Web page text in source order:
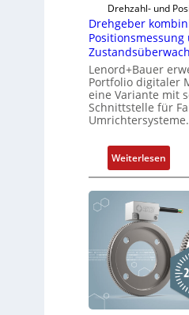
Drehzahl- und
Drehgeber
Positionsmessung
Lenord+Bauer
Portfolio digitaler
eine Variante mit
Schnittstelle für
Umrichtersysteme.
Weiterlesen:
D
r
e
g
e
b
e
r